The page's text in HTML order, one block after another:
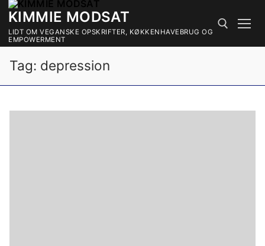
Spring
indhold
KIMMIE MODSAT
LIDT OM VEGANSKE OPSKRIFTER, KØKKENHAVEBRUG OG
EMPOWERMENT
Tag: depression